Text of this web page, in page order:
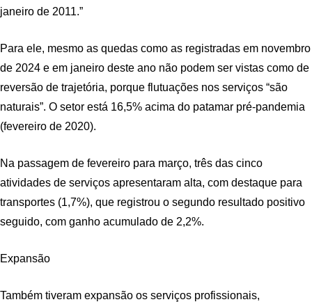
janeiro de 2011.”
Para ele, mesmo as quedas como as registradas em novembro
de 2024 e em janeiro deste ano não podem ser vistas como de
reversão de trajetória, porque flutuações nos serviços “são
naturais”. O setor está 16,5% acima do patamar pré-pandemia
(fevereiro de 2020).
Na passagem de fevereiro para março, três das cinco
atividades de serviços apresentaram alta, com destaque para
transportes (1,7%), que registrou o segundo resultado positivo
seguido, com ganho acumulado de 2,2%.
Expansão
Também tiveram expansão os serviços profissionais,